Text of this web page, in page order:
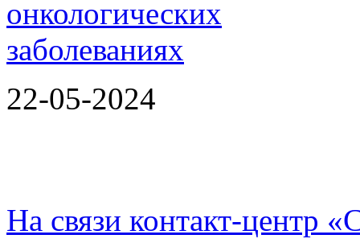
22-05-2024
На связи контакт-центр